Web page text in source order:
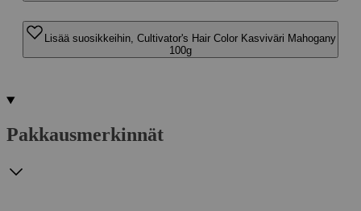
Lisää suosikkeihin, Cultivator's Hair Color Kasviväri Mahogany
100g
Pakkausmerkinnät